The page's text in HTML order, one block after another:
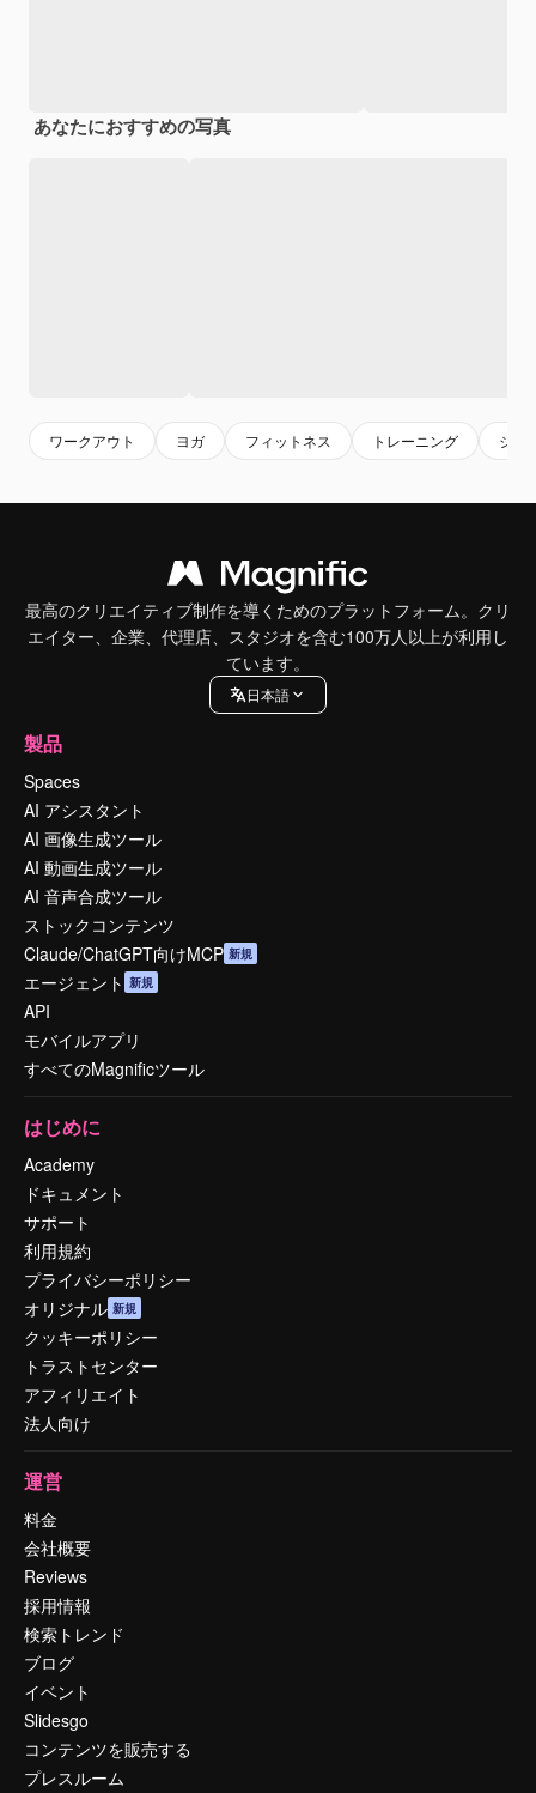
あなたにおすすめの写真
ワークアウト ヨガ フィットネス トレーニング ジム
最高のクリエイティブ制作を導くためのプラットフォーム。クリ
エイター、企業、代理店、スタジオを含む100万人以上が利用し
ています。
日本語
製品
Spaces
AI アシスタント
AI 画像生成ツール
AI 動画生成ツール
AI 音声合成ツール
ストックコンテンツ
Claude/ChatGPT向けMCP 新規
エージェント 新規
API
モバイルアプリ
すべてのMagnificツール
はじめに
Academy
ドキュメント
サポート
利用規約
プライバシーポリシー
オリジナル 新規
クッキーポリシー
トラストセンター
アフィリエイト
法人向け
運営
料金
会社概要
Reviews
採用情報
検索トレンド
ブログ
イベント
Slidesgo
コンテンツを販売する
プレスルーム